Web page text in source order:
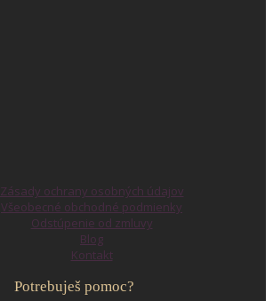
Zásady ochrany osobných údajov
Všeobecné obchodné podmienky
Odstúpenie od zmluvy
Blog
Kontakt
Potrebuješ pomoc?